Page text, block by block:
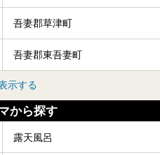
吾妻郡草津町
吾妻郡東吾妻町
示する
から探す
露天風呂